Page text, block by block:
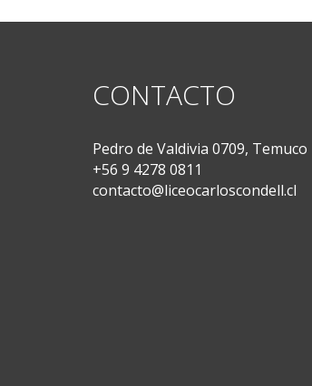
CONTACTO
Pedro de Valdivia 0709, Temuco
+56 9 4278 0811
contacto@liceocarloscondell.cl